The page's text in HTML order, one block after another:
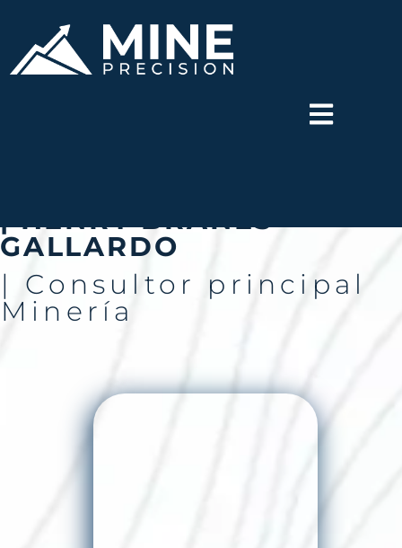
| HENRY BRAÑES
GALLARDO
| Consultor principal
Minería